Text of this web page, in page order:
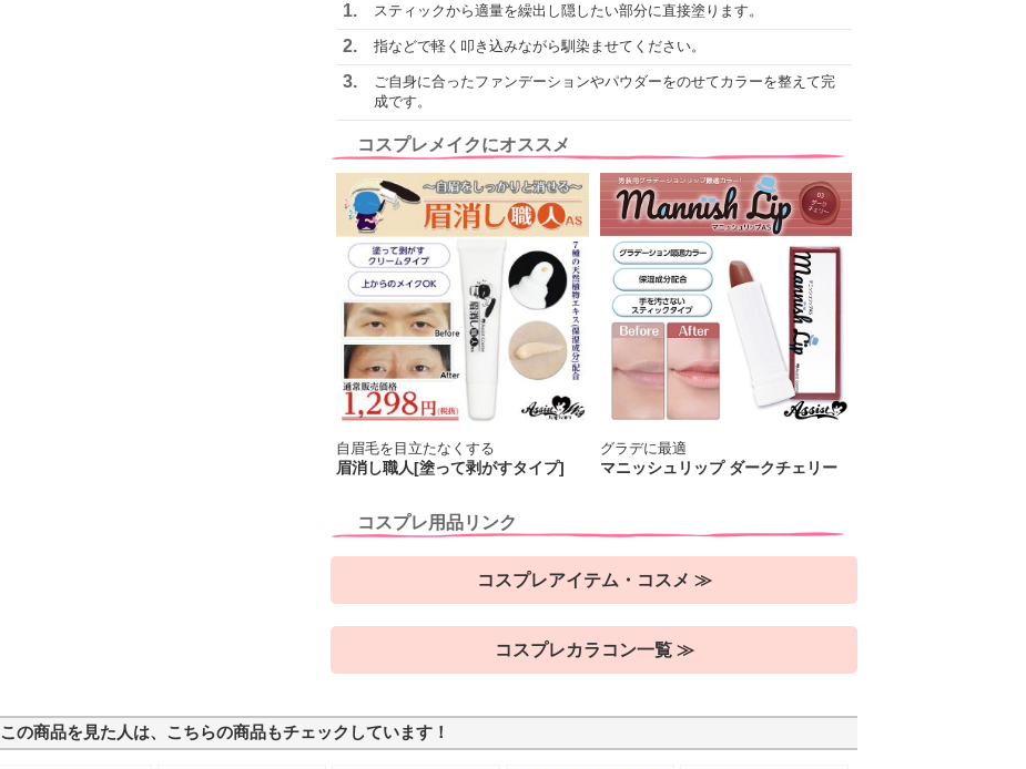
1. スティックから適量を繰出し隠したい部分に直接塗ります。
2. 指などで軽く叩き込みながら馴染ませてください。
3.
ご自身に合ったファンデーションやパウダーをのせてカラーを整えて完
成です。
コスプレメイクにオススメ
自眉毛を目立たなくする
眉消し職人[塗って剥がすタイプ]
グラデに最適
マニッシュリップ ダークチェリー
コスプレ用品リンク
コスプレアイテム・コスメ ≫
コスプレカラコン一覧 ≫
この商品を見た人は、こちらの商品もチェックしています！